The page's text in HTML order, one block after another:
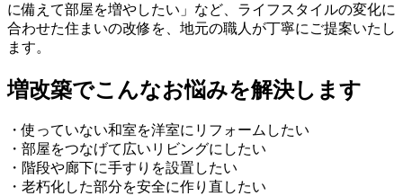
に備えて部屋を増やしたい」など、ライフスタイルの変化に
合わせた住まいの改修を、地元の職人が丁寧にご提案いたし
ます。
増改築でこんなお悩みを解決します
・使っていない和室を洋室にリフォームしたい
・部屋をつなげて広いリビングにしたい
・階段や廊下に手すりを設置したい
・老朽化した部分を安全に作り直したい